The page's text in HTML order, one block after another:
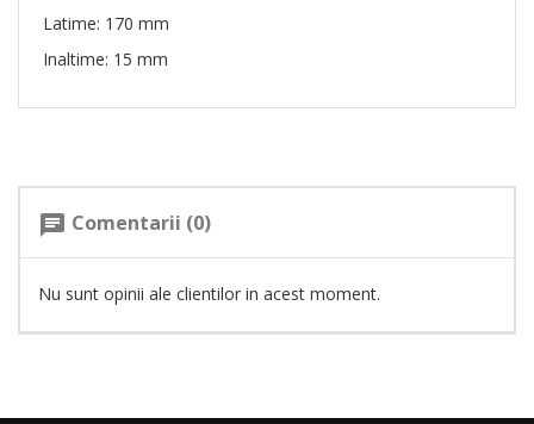
Latime: 170 mm
Inaltime: 15 mm
chat Comentarii (0)
Nu sunt opinii ale clientilor in acest moment.